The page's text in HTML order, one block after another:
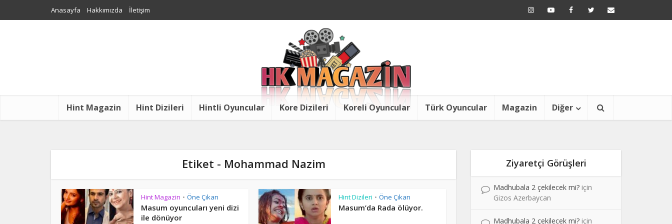
Anasayfa Hakkımızda İletişim
Hint Magazin Hint Dizileri Hintli Oyuncular Kore Dizileri Koreli Oyuncular Türk Oyuncular Magazin Diğer
Etiket - Mohammad Nazim
Hint Magazin • Öne Çıkan
Masum oyuncuları yeni dizi
ile dönüyor
Hint Dizileri • Öne Çıkan
Masum’da Rada ölüyor.
Ziyaretçi Görüşleri
Madhubala 2 çekilecek mi? için
Gizos Azerbaycan
Madhubala 2 çekilecek mi? için